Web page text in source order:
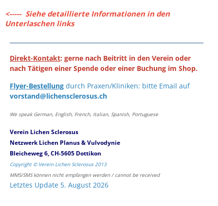
<----- Siehe detaillierte Informationen in den
Unterlaschen links
Direkt-Kontakt: gerne nach Beitritt in den Verein oder
nach Tätigen einer Spende oder einer Buchung im Shop.
Flyer-Bestellung durch Praxen/Kliniken: bitte Email auf
vorstand@lichensclerosus.ch
We speak German, English, French, Italian, Spanish, Portuguese
Verein Lichen Sclerosus
Netzwerk Lichen Planus & Vulvodynie
Bleicheweg 6, CH-5605 Dottikon
Copyright © Verein Lichen Sclerosus 2013
MMS/SMS können nicht empfangen werden / cannot be received
Letztes Update 5. August 2026